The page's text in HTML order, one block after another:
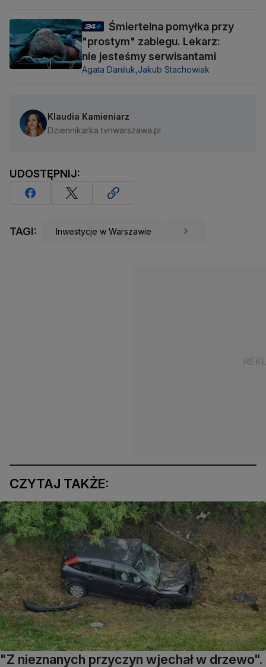
Śmiertelna pomyłka przy
"prostym" zabiegu. Lekarz:
nie jesteśmy serwisantami
Agata Daniluk, Jakub Stachowiak
Klaudia Kamieniarz
Dziennikarka tvnwarszawa.pl
UDOSTĘPNIJ:
TAGI: Inwestycje w Warszawie
CZYTAJ TAKŻE:
"Z nieznanych przyczyn wjechał w drzewo".